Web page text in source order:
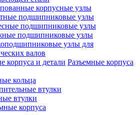
корпусные узлы
подшипниковые узлы
подшипниковые узлы
подшипниковые узлы
узлы для
валов
Разъемные корпуса
кольца
втулки
втулки
корпуса